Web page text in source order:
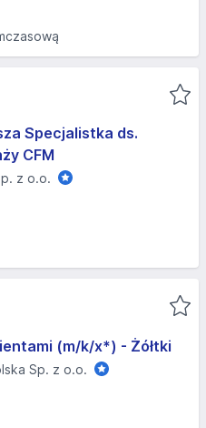
Specjalistka ds.
CFM
z o.o.
(m/k/x*) - Żółtki
Sp. z o.o.